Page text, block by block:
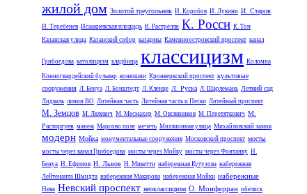
жилой дом Золотой треугольник И. Коробов И. Лукини И. Старов
И. Теребенев Исаакиевская площадь К. Растрелли К. Росси К. Тон
Казанская улица Казанский собор казармы Каменноостровский проспект канал
Грибоедова католицизм кладбища классицизм Коломна
Конногвардейский бульвар конюшни Кронверкский проспект культовые
сооружения Л. Бенуа Л. Бонштедт Л. Кленце Л. Руска Л. Шарлемань Летний сад
Лидваль линии ВО Литейная часть Литейная часть и Пески Литейный проспект
М. Земцов М. Лялевич М. Месмахер М. Овсянников М. Перетяткович М.
Расторгуев манеж Марсово поле мечеть Миллионная улица Михайловский замок
модерн Мойка монументальные сооружения Московский проспект мосты
мосты через канал Грибоедова мосты через Мойку мосты через Фонтанку Н.
Бенуа Н. Ефимов Н. Львов Н. Микетти набережная Кутузова набережная
Лейтенанта Шмидта набережная Макарова набережная Мойки набережные
Нева Невский проспект неоклассицизм О. Монферран обелиск